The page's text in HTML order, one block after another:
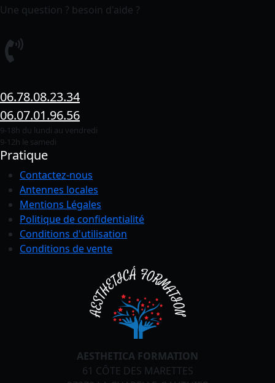
Une question ? besoin d'aide ?
06.78.08.23.34
06.07.01.96.56
9-18h du lundi au vendredi
9-12h le samedi
Pratique
Contactez-nous
Antennes locales
Mentions Légales
Politique de confidentialité
Conditions d'utilisation
Conditions de vente
AESTHETICA FORMATION
61 CÔTE DES MARETTES